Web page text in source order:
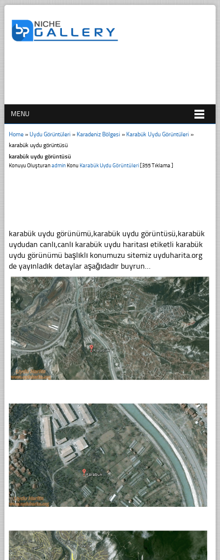
MENU
Home» Uydu Görüntüleri » Karadeniz Bölgesi » Karabük Uydu Görüntüleri »
karabük uydu görüntüsü
karabük uydu görüntüsü
Konuyu OluşturanadminKonu Karabük Uydu Görüntüleri[355 Tıklama ]
karabük uydu görünümü,karabük uydu görüntüsü,karabük
uydudan canlı,canlı karabük uydu haritası etiketli karabük
uydu görünümü başlıklı konumuzu sitemiz uyduharita.org
de yayınladık detaylar aşağıdadır buyrun…